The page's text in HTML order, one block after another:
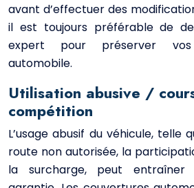
avant d’effectuer des
il est toujours préférable de
expert pour préserver
automobile.
Utilisation abusive /
compétition
L’usage abusif du véhicule, telle
route non autorisée, la
la surcharge, peut entraîner